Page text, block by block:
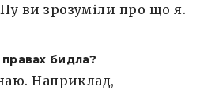
ви зрозуміли про що я.
бидла?
Наприклад,